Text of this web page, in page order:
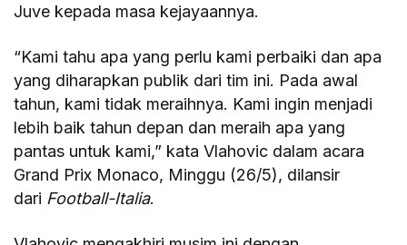
Juve kepada masa kejayaannya.
“Kami tahu apa yang perlu kami perbaiki dan apa
yang diharapkan publik dari tim ini. Pada awal
tahun, kami tidak meraihnya. Kami ingin menjadi
lebih baik tahun depan dan meraih apa yang
pantas untuk kami,” kata Vlahovic dalam acara
Grand Prix Monaco, Minggu (26/5), dilansir
dari Football-Italia.